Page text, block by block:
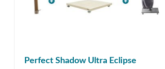
Perfect Shadow Ultra Eclipse